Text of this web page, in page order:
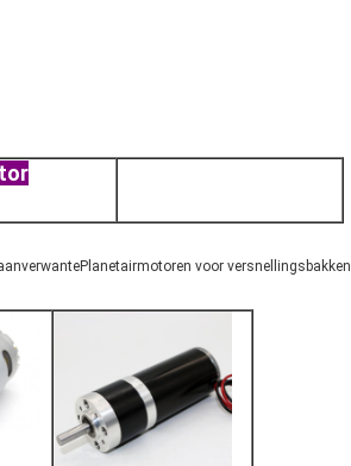
Planetairmotoren voor versnellingsbakken